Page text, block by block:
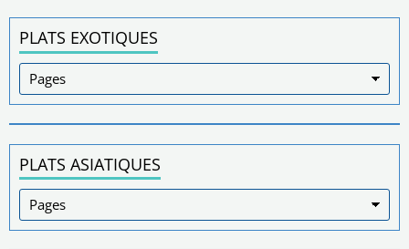
PLATS EXOTIQUES
PLATS ASIATIQUES